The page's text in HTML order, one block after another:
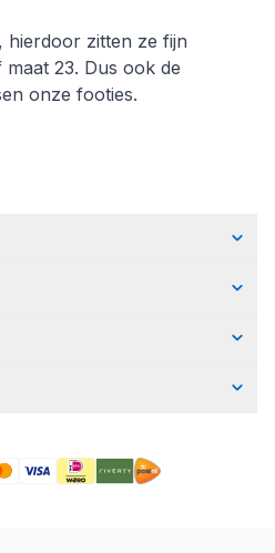
hierdoor zitten ze fijn
23. Dus ook de
onze footies.